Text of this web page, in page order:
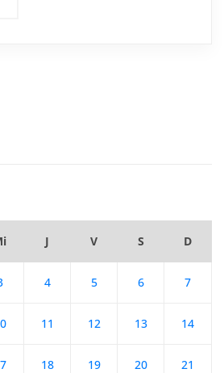
J V S D
4 5 6 7
11 12 13 14
18 19 20 21